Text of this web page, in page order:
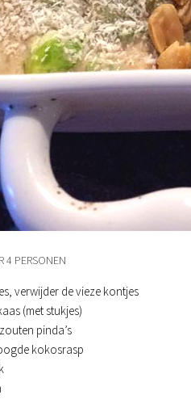
4 PERSONEN
verwijder de vieze kontjes
(met stukjes)
pinda’s
kokosrasp